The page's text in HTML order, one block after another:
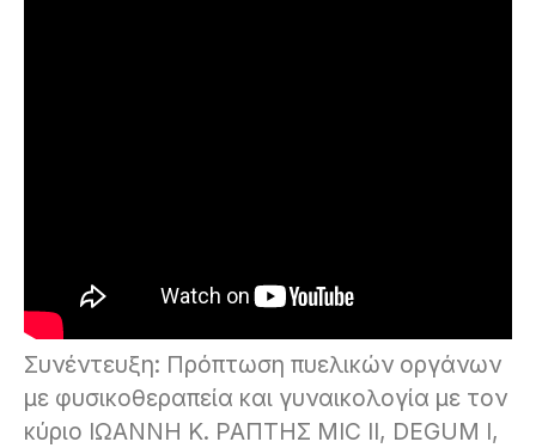
Συνέντευξη: Πρόπτωση πυελικών οργάνων
με φυσικοθεραπεία και γυναικολογία με τον
κύριο ΙΩΑΝΝΗ Κ. ΡΑΠΤΗΣ MIC II, DEGUM I,